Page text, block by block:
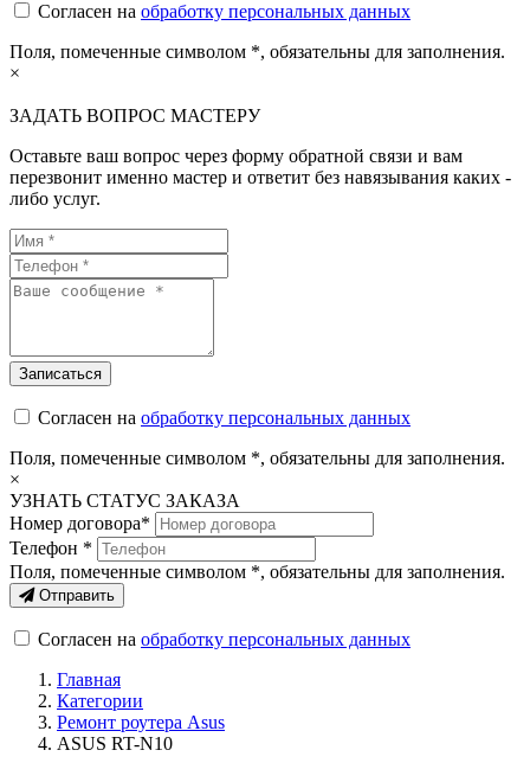
Согласен на обработку персональных данных
Поля, помеченные символом *, обязательны для заполнения.
×
ЗАДАТЬ ВОПРОС МАСТЕРУ
Оставьте ваш вопрос через форму обратной связи и вам
перезвонит именно мастер и ответит без навязывания каких -
либо услуг.
Согласен на обработку персональных данных
Поля, помеченные символом *, обязательны для заполнения.
×
УЗНАТЬ СТАТУС ЗАКАЗА
Номер договора*
Телефон *
Поля, помеченные символом *, обязательны для заполнения.
Отправить
Согласен на обработку персональных данных
Главная
Категории
Ремонт роутера Asus
ASUS RT-N10